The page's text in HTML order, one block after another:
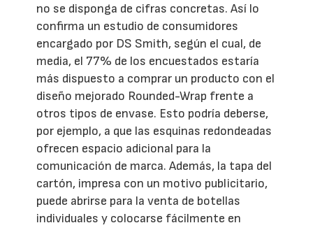
no se disponga de cifras concretas. Así lo
confirma un estudio de consumidores
encargado por DS Smith, según el cual, de
media, el 77% de los encuestados estaría
más dispuesto a comprar un producto con el
diseño mejorado Rounded-Wrap frente a
otros tipos de envase. Esto podría deberse,
por ejemplo, a que las esquinas redondeadas
ofrecen espacio adicional para la
comunicación de marca. Además, la tapa del
cartón, impresa con un motivo publicitario,
puede abrirse para la venta de botellas
individuales y colocarse fácilmente en